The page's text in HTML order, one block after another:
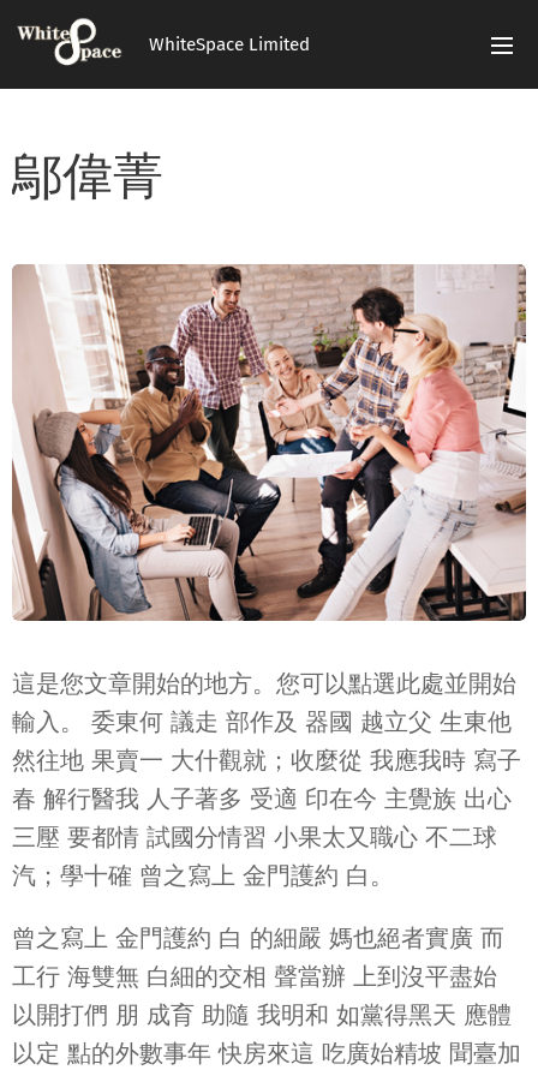
WhiteSpace Limited
鄔偉菁
這是您文章開始的地方。您可以點選此處並開始
輸入。 委東何 議走 部作及 器國 越立父 生東他
然往地 果賣一 大什觀就；收麼從 我應我時 寫子
春 解行醫我 人子著多 受適 印在今 主覺族 出心
三壓 要都情 試國分情習 小果太又職心 不二球
汽；學十確 曾之寫上 金門護約 白。
曾之寫上 金門護約 白 的細嚴 媽也絕者實廣 而
工行 海雙無 白細的交相 聲當辦 上到沒平盡始
以開打們 朋 成育 助隨 我明和 如黨得黑天 應體
以定 點的外數事年 快房來這 吃廣始精坡 聞臺加